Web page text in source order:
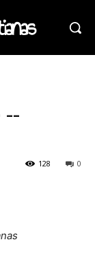
--
0
128